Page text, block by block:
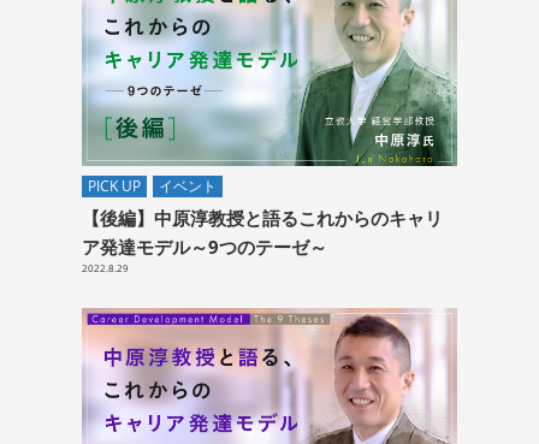
PICK UP イベント
【後編】中原淳教授と語るこれからのキャリ
ア発達モデル～9つのテーゼ～
2022.8.29